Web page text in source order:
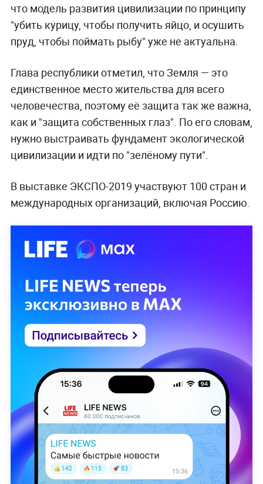
что модель развития цивилизации по принципу
"убить курицу, чтобы получить яйцо, и осушить
пруд, чтобы поймать рыбу" уже не актуальна.
Глава республики отметил, что Земля — это
единственное место жительства для всего
человечества, поэтому её защита так же важна,
как и "защита собственных глаз". По его словам,
нужно выстраивать фундамент экологической
цивилизации и идти по "зелёному пути".
В выставке ЭКСПО-2019 участвуют 100 стран и
международных организаций, включая Россию.